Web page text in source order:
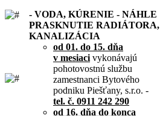
- VODA, KÚRENIE - NÁHLE
PRASKNUTIE RADIÁTORA,
KANALIZÁCIA
od 01. do 15. dňa
v mesiaci vykonávajú
pohotovostnú službu
zamestnanci Bytového
podniku Piešťany, s.r.o. -
tel. č. 0911 242 290
od 16. dňa do konca